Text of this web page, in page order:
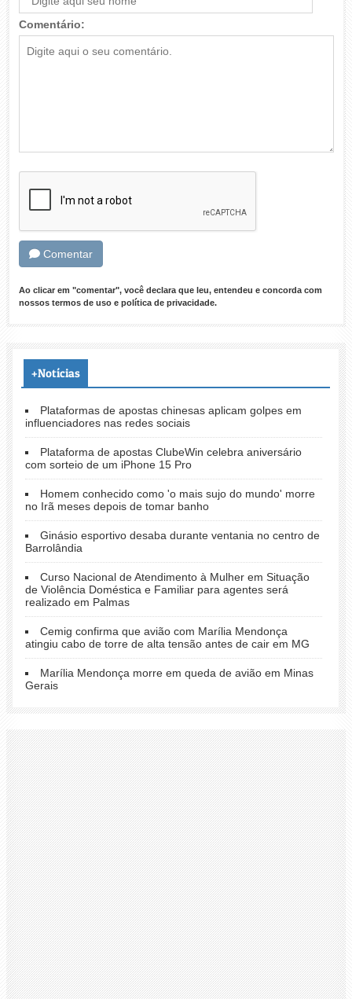
Comentário:
Comentar
Ao clicar em "comentar", você declara que leu, entendeu e concorda com
nossos termos de usoe política de privacidade.
+Notícias
Plataformas de apostas chinesas aplicam golpes em
influenciadores nas redes sociais
Plataforma de apostas ClubeWin celebra aniversário
com sorteio de um iPhone 15 Pro
Homem conhecido como 'o mais sujo do mundo' morre
no Irã meses depois de tomar banho
Ginásio esportivo desaba durante ventania no centro de
Barrolândia
Curso Nacional de Atendimento à Mulher em Situação
de Violência Doméstica e Familiar para agentes será
realizado em Palmas
Cemig confirma que avião com Marília Mendonça
atingiu cabo de torre de alta tensão antes de cair em MG
Marília Mendonça morre em queda de avião em Minas
Gerais